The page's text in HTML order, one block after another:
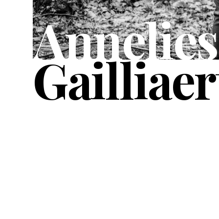
Annelies